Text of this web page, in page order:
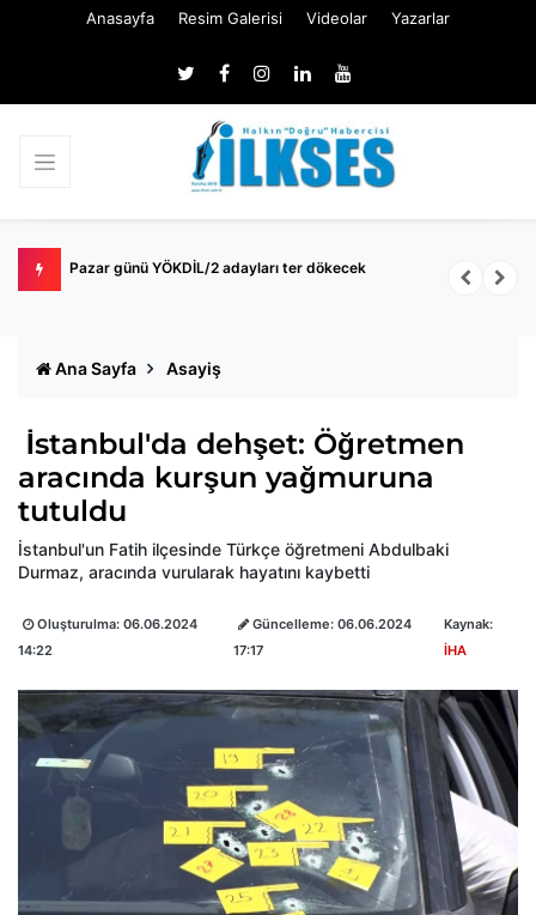
Anasayfa Resim Galerisi Videolar Yazarlar
Pazar günü YÖKDİL/2 adayları ter dökecek
Ana Sayfa Asayiş
İstanbul'da dehşet: Öğretmen
aracında kurşun yağmuruna
tutuldu
İstanbul'un Fatih ilçesinde Türkçe öğretmeni Abdulbaki
Durmaz, aracında vurularak hayatını kaybetti
Oluşturulma: 06.06.2024
14:22
Güncelleme:06.06.2024
17:17
Kaynak:
İHA